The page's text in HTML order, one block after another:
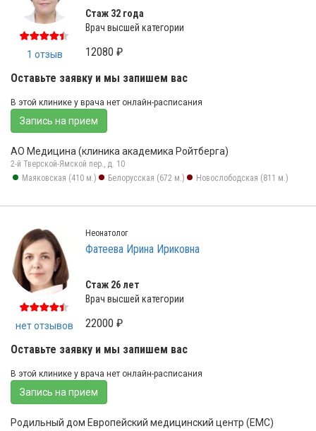
1 отзыв
Стаж 32 года
Врач высшей категории
12080 ₽
Оставьте заявку и мы запишем вас
В этой клинике у врача нет онлайн-расписания
Запись на прием
АО Медицина (клиника академика Ройтберга)
2-й Тверской-Ямской пер., д. 10
Маяковская (410 м.)
Белорусская (672 м.) Новослободская (811 м.)
нет отзывов
Неонатолог
Фатеева Ирина Ириковна
Стаж 26 лет
Врач высшей категории
22000 ₽
Оставьте заявку и мы запишем вас
В этой клинике у врача нет онлайн-расписания
Запись на прием
Родильный дом Европейский медицинский центр (ЕМС)